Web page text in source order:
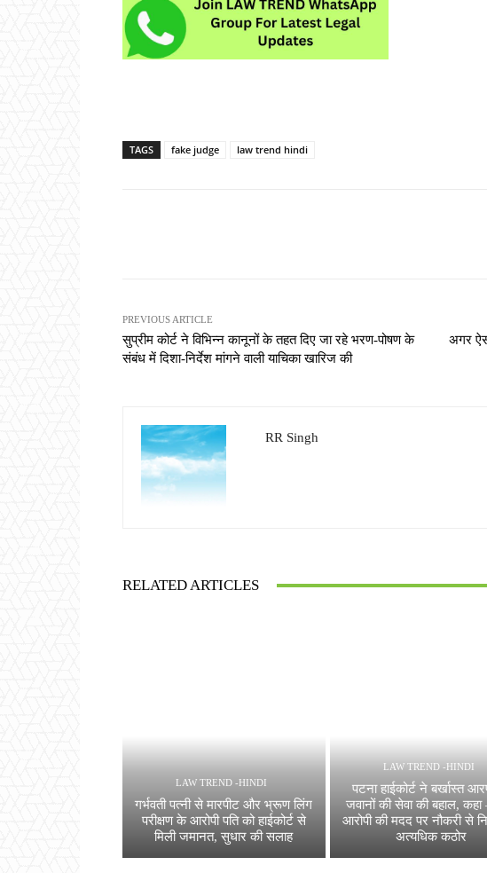
TAGS fake judge law trend hindi
PREVIOUS ARTICLE
सुप्रीम कोर्ट ने विभिन्न कानूनों के तहत दिए जा रहे भरण-पोषण के
संबंध में दिशा-निर्देश मांगने वाली याचिका खारिज की
अगर
RR Singh
RELATED ARTICLES
LAW TREND -HINDI
गर्भवती पत्नी से मारपीट और भ्रूण लिंग
परीक्षण के आरोपी पति को हाईकोर्ट से
मिली जमानत, सुधार की सलाह
LAW TREND -HINDI
पटना हाईकोर्ट ने बर्खास्त
जवानों की सेवा की बहाल,
आरोपी की मदद पर नौकरी से
अत्यधिक कठोर